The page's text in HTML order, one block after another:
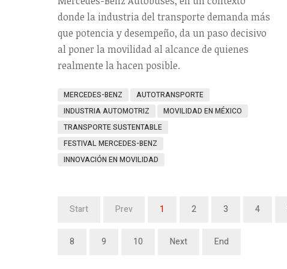
donde la industria del transporte demanda más
que potencia y desempeño, da un paso decisivo
al poner la movilidad al alcance de quienes
realmente la hacen posible.
MERCEDES-BENZ
AUTOTRANSPORTE
INDUSTRIA AUTOMOTRIZ
MOVILIDAD EN MÉXICO
TRANSPORTE SUSTENTABLE
FESTIVAL MERCEDES-BENZ
INNOVACIÓN EN MOVILIDAD
Start Prev 1 2 3 4
8 9 10 Next End